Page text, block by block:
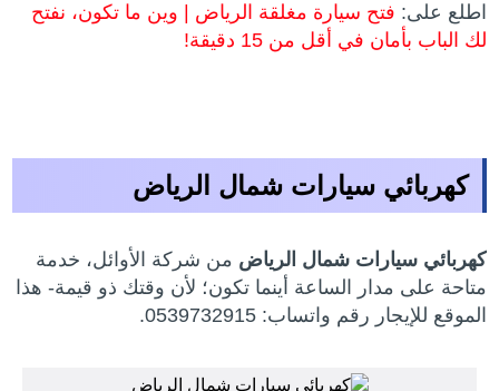
اطلع على: فتح سيارة مغلقة الرياض | وين ما تكون، نفتح
لك الباب بأمان في أقل من 15 دقيقة!
كهربائي سيارات شمال الرياض
كهربائي سيارات شمال الرياض من شركة الأوائل، خدمة
متاحة على مدار الساعة أينما تكون؛ لأن وقتك ذو قيمة- هذا
الموقع للإيجار رقم واتساب: 0539732915.